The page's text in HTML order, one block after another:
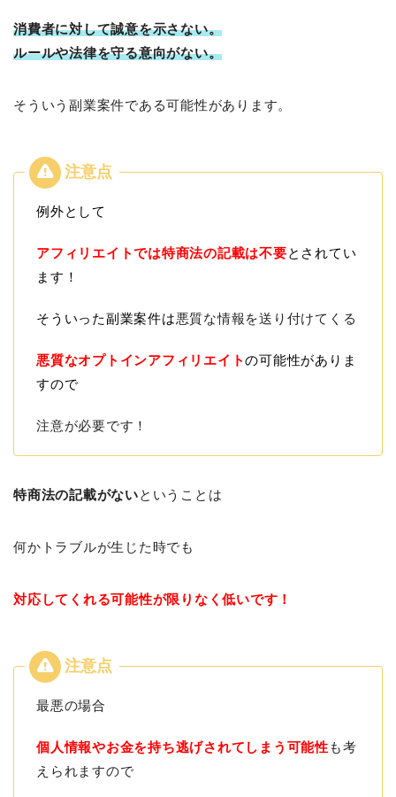
消費者に対して誠意を示さない。
ルールや法律を守る意向がない。
そういう副業案件である可能性があります。
例外として
アフィリエイトでは特商法の記載は不要とされてい
ます！
そういった副業案件は悪質な情報を送り付けてくる
悪質なオプトインアフィリエイトの可能性がありま
すので
注意が必要です！
特商法の記載がないということは
何かトラブルが生じた時でも
対応してくれる可能性が限りなく低いです！
最悪の場合
個人情報やお金を持ち逃げされてしまう可能性 も考
えられますので